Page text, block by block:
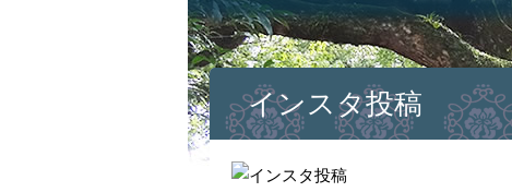
トップページ
ブログ(日々八百万)
お知らせ一覧 歴史・ご祭神
年中行事
メディア掲載
インスタ投稿